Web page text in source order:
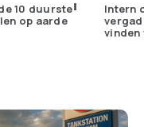
10 duurste
op aarde
Intern
vinden